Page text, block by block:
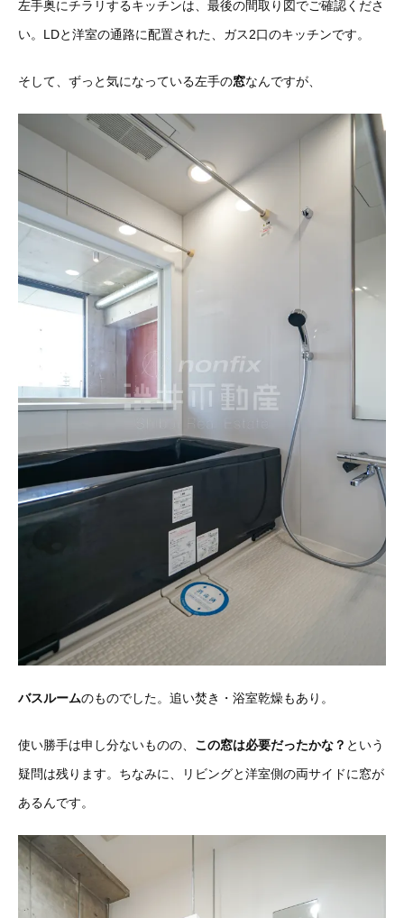
左手奥にチラリするキッチンは、最後の間取り図でご確認くださ
い。LDと洋室の通路に配置された、ガス2口のキッチンです。
そして、ずっと気になっている左手の窓なんですが、
バスルームのものでした。追い焚き・浴室乾燥もあり。
使い勝手は申し分ないものの、 この窓は必要だったかな？ という
疑問は残ります。ちなみに、リビングと洋室側の両サイドに窓が
あるんです。